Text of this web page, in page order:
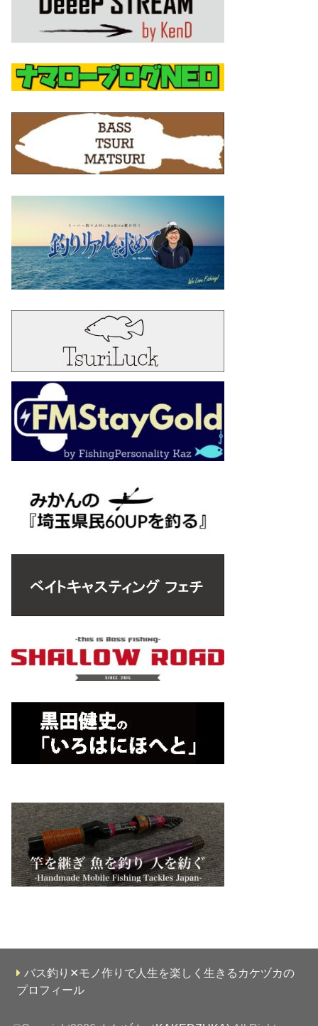
バス釣り✕モノ作りで人生を楽しく生きるカケヅカの
プロフィール